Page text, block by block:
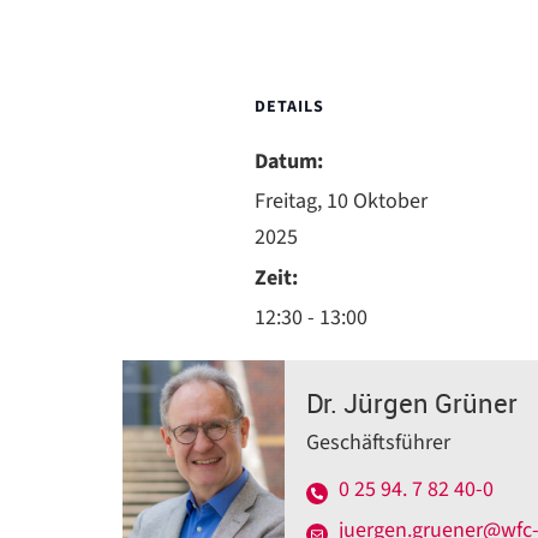
DETAILS
Datum:
Freitag, 10 Oktober
2025
Zeit:
12:30 - 13:00
Dr. Jürgen Grüner
Geschäftsführer
0 25 94. 7 82 40-0